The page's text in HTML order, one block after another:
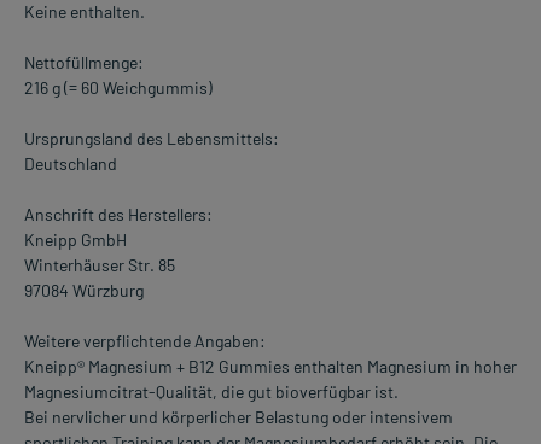
Keine enthalten.
Nettofüllmenge:
216 g (= 60 Weichgummis)
Ursprungsland des Lebensmittels:
Deutschland
Anschrift des Herstellers:
Kneipp GmbH
Winterhäuser Str. 85
97084 Würzburg
Weitere verpflichtende Angaben:
Kneipp® Magnesium + B12 Gummies enthalten Magnesium in hoher
Magnesiumcitrat-Qualität, die gut bioverfügbar ist.
Bei nervlicher und körperlicher Belastung oder intensivem